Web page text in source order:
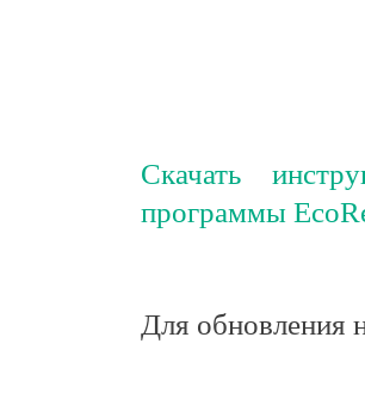
Скачать
программы
Для обновления